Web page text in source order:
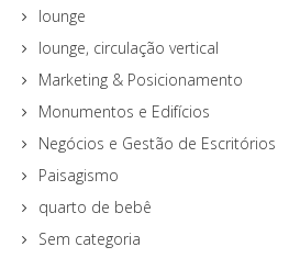
lounge
lounge, circulação vertical
Marketing & Posicionamento
Monumentos e Edifícios
Negócios e Gestão de Escritórios
Paisagismo
quarto de bebê
Sem categoria